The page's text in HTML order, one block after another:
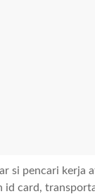
si pencari kerja
id card,